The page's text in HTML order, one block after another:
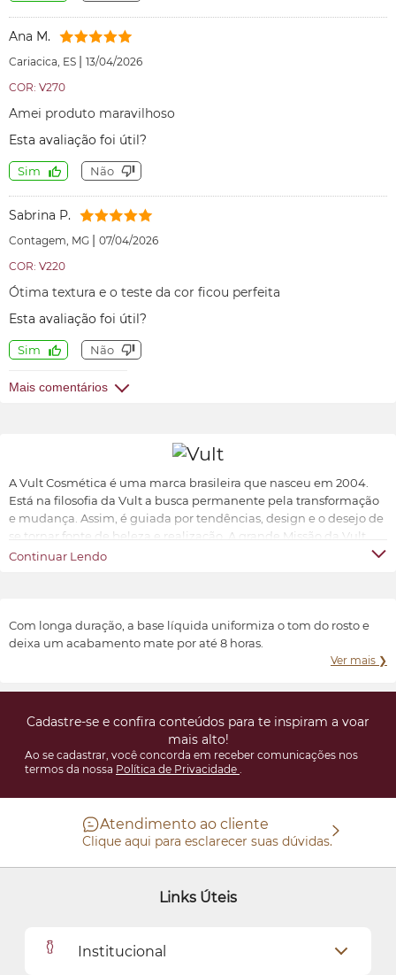
Ana M.
Cariacica, ES | 13/04/2026
COR: V270
Amei produto maravilhoso
Esta avaliação foi útil?
Sim Não
Sabrina P.
Contagem, MG | 07/04/2026
COR: V220
Ótima textura e o teste da cor ficou perfeita
Esta avaliação foi útil?
Sim Não
Mais comentários
A Vult Cosmética é uma marca brasileira que nasceu em 2004.
Está na filosofia da Vult a busca permanente pela transformação
e mudança. Assim, é guiada por tendências, design e o desejo de
se tornar fonte de beleza e realização. A grande Missão da Vult
Cosmética é oferecer ao universo feminino a possibilidade de ter
Continuar Lendo
Com longa duração, a base líquida uniformiza o tom do rosto e
deixa um acabamento mate por até 8 horas.
Ver mais ❯
Cadastre-se e confira conteúdos para te inspiram a voar
mais alto!
Ao se cadastrar, você concorda em receber comunicações nos
termos da nossa Política de Privacidade .
Atendimento ao cliente
Clique aqui para esclarecer suas dúvidas.
Links Úteis
Institucional